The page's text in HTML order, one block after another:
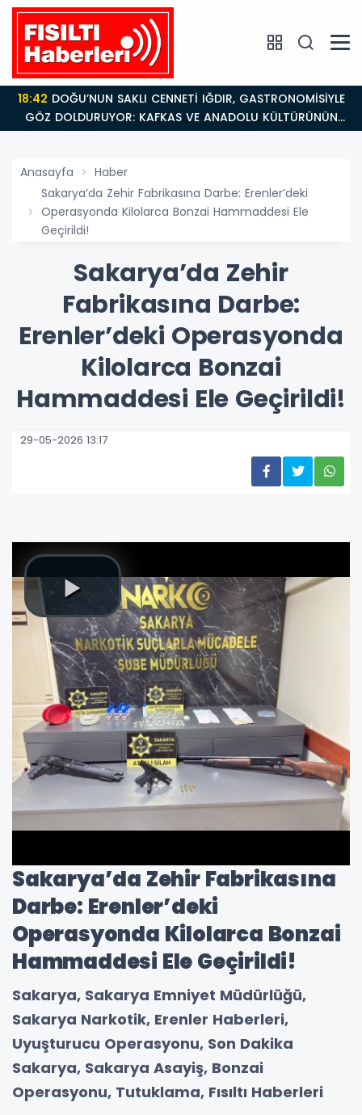
18:42
GÖZ DOLDURUYOR: KAFKAS VE ANADOLU KÜLTÜRÜNÜN
BULUŞMA NOKTASI
Anasayfa
Haber
Sakarya’da Zehir Fabrikasına Darbe: Erenler’deki
Operasyonda Kilolarca Bonzai Hammaddesi Ele
Geçirildi!
Sakarya’da Zehir
Fabrikasına Darbe:
Erenler’deki Operasyonda
Kilolarca Bonzai
Hammaddesi Ele Geçirildi!
29-05-2026 13:17
Sakarya’da Zehir Fabrikasına
Darbe: Erenler’deki
Operasyonda Kilolarca Bonzai
Hammaddesi Ele Geçirildi!
Sakarya, Sakarya Emniyet Müdürlüğü,
Sakarya Narkotik, Erenler Haberleri,
Uyuşturucu Operasyonu, Son Dakika
Sakarya, Sakarya Asayiş, Bonzai
Operasyonu, Tutuklama, Fısıltı Haberleri